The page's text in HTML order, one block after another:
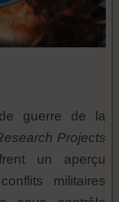
guerre de la
Projects
un aperçu
militaires